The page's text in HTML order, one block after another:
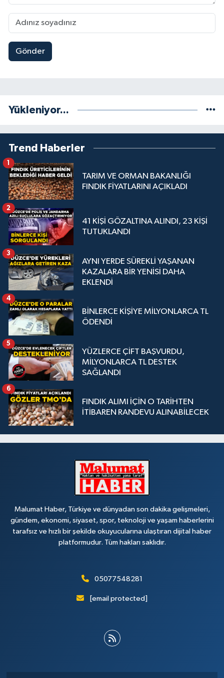
Gönder
Yükleniyor...
Trend Haberler
TARIM VE ORMAN BAKANLIĞI
FINDIK FİYATLARINI AÇIKLADI
1
41 KİŞİ GÖZALTINA ALINDI, 23 KİŞİ
TUTUKLANDI
2
AYNI YERDE SÜREKLİ YAŞANAN
KAZALARA BİR YENİSİ DAHA
EKLENDİ
3
BİNLERCE KİŞİYE MİLYONLARCA TL
ÖDENDİ
4
YÜZLERCE ÇİFT BAŞVURDU,
MİLYONLARCA TL DESTEK
SAĞLANDI
5
FINDIK ALIMI İÇİN O TARİHTEN
İTİBAREN RANDEVU ALINABİLECEK
6
Malumat Haber, Türkiye ve dünyadan son dakika gelişmeleri,
gündem, ekonomi, siyaset, spor, teknoloji ve yaşam haberlerini
tarafsız ve hızlı bir şekilde okuyucularına ulaştıran dijital haber
platformudur. Tüm hakları saklıdır.
05077548281
[email protected]